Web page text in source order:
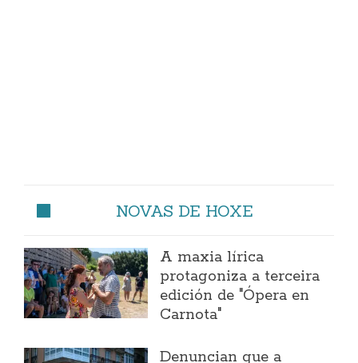
NOVAS DE HOXE
A maxia lírica
protagoniza a terceira
edición de "Ópera en
Carnota"
Denuncian que a